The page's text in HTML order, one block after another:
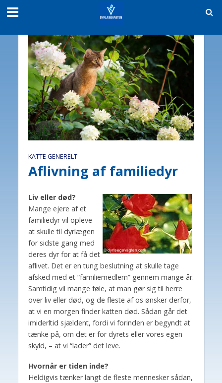
KATTE GENERELT
Aflivning af familiedyr
Liv eller død?
Mange ejere af et
familiedyr vil opleve
at skulle til dyrlægen
for sidste gang med
deres dyr for at få det
aflivet. Det er en tung beslutning at skulle tage
afsked med et “familiemedlem” gennem mange år.
Samtidig vil mange føle, at man gør sig til herre
over liv eller død, og de fleste af os ønsker derfor,
at vi en morgen finder katten død. Sådan går det
imiderltid sjældent, fordi vi forinden er begyndt at
tænke på, om det er for dyrets eller vores egen
skyld, – at vi “lader” det leve.
Hvornår er tiden inde?
Heldigvis tænker langt de fleste mennesker sådan,